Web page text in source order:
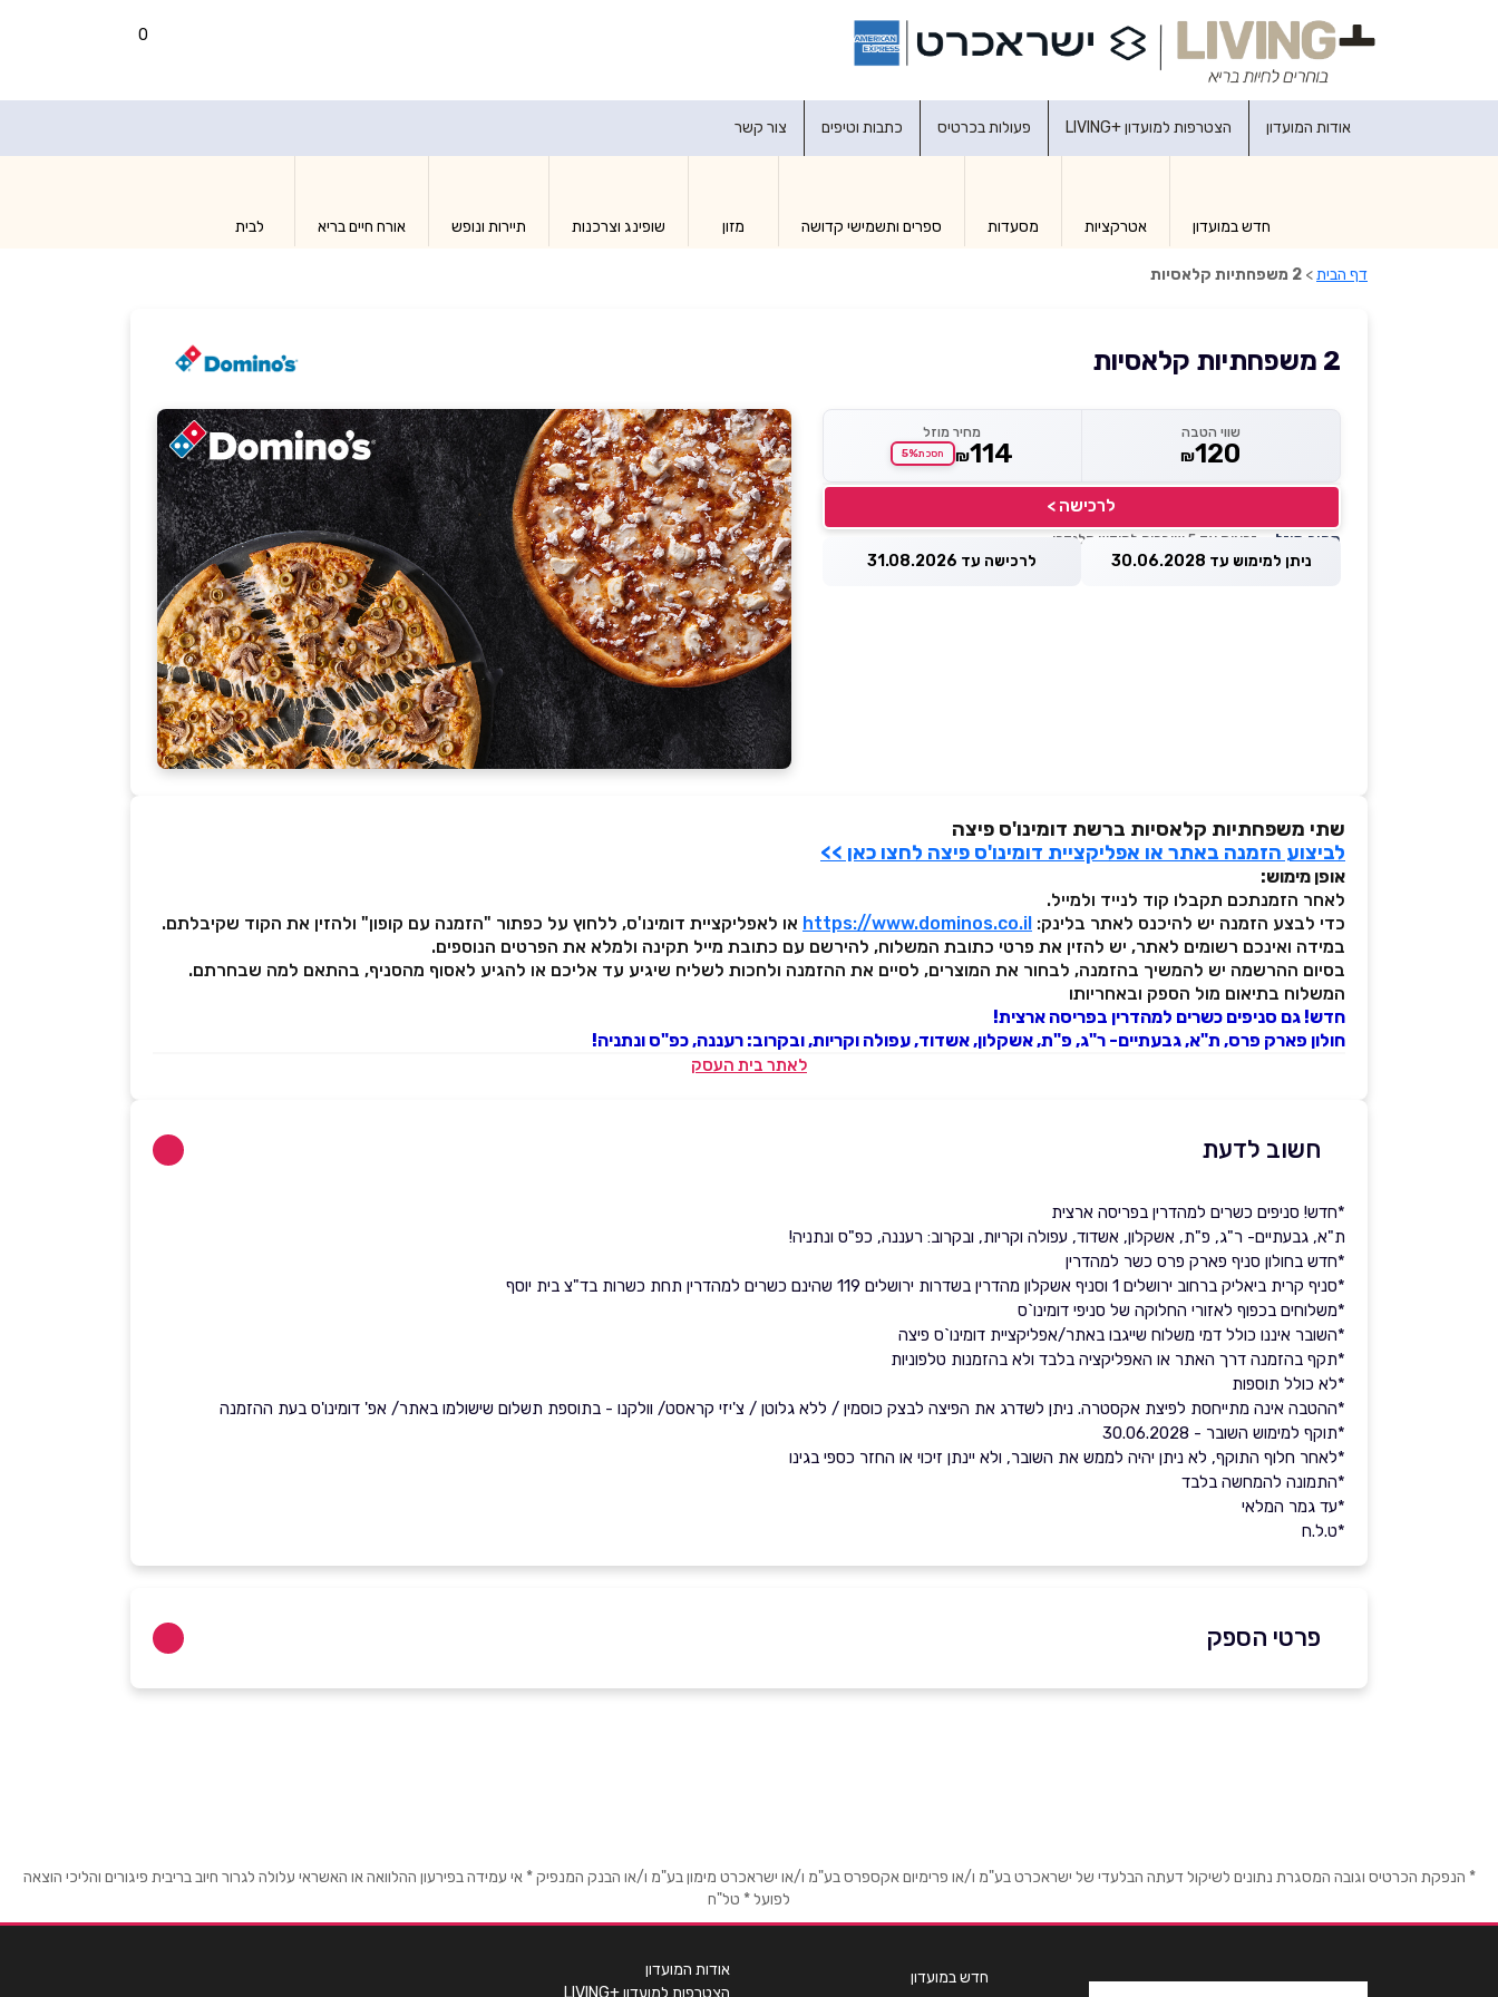
0
אודות המועדון הצטרפות למועדון +LIVING פעולות בכרטיס כתבות וטיפים צור קשר
חדש במועדון אטרקציות מסעדות ספרים ותשמישי קדושה מזון שופינג וצרכנות תיירות ונופש אורח חיים בריא לבית
דף הבית> 2 משפחתיות קלאסיות
2 משפחתיות קלאסיות
שווי הטבה
₪120
מחיר מוזל
₪114 חסכת5%
לרכישה >
מחיר מוזל — זכאות עד 5 שוברים לחודש קלנדרי
ניתן למימוש עד 30.06.2028 לרכישה עד 31.08.2026
שתי משפחתיות קלאסיות ברשת דומינו'ס פיצה
לביצוע הזמנה באתר או אפליקציית דומינו'ס פיצה לחצו כאן >>
אופן מימוש:
לאחר הזמנתכם תקבלו קוד לנייד ולמייל.
כדי לבצע הזמנה יש להיכנס לאתר בלינק: https://www.dominos.co.il או לאפליקציית דומינו'ס, ללחוץ על כפתור "הזמנה עם קופון" ולהזין את הקוד שקיבלתם.
במידה ואינכם רשומים לאתר, יש להזין את פרטי כתובת המשלוח, להירשם עם כתובת מייל תקינה ולמלא את הפרטים הנוספים.
בסיום ההרשמה יש להמשיך בהזמנה, לבחור את המוצרים, לסיים את ההזמנה ולחכות לשליח שיגיע עד אליכם או להגיע לאסוף מהסניף, בהתאם למה שבחרתם.
המשלוח בתיאום מול הספק ובאחריותו
חדש! גם סניפים כשרים למהדרין בפריסה ארצית!
חולון פארק פרס, ת"א, גבעתיים- ר"ג, פ"ת, אשקלון, אשדוד, עפולה וקריות, ובקרוב: רעננה, כפ"ס ונתניה!
לאתר בית העסק
חשוב לדעת
*חדש! סניפים כשרים למהדרין בפריסה ארצית
ת"א, גבעתיים- ר"ג, פ"ת, אשקלון, אשדוד, עפולה וקריות, ובקרוב: רעננה, כפ"ס ונתניה!
*חדש בחולון סניף פארק פרס כשר למהדרין
*סניף קרית ביאליק ברחוב ירושלים 1 וסניף אשקלון מהדרין בשדרות ירושלים 119 שהינם כשרים למהדרין תחת כשרות בד"צ בית יוסף
*משלוחים בכפוף לאזורי החלוקה של סניפי דומינו`ס
*השובר איננו כולל דמי משלוח שייגבו באתר/אפליקציית דומינו`ס פיצה
*תקף בהזמנה דרך האתר או האפליקציה בלבד ולא בהזמנות טלפוניות
*לא כולל תוספות
*ההטבה אינה מתייחסת לפיצת אקסטרה. ניתן לשדרג את הפיצה לבצק כוסמין / ללא גלוטן / צ'יזי קראסט/ וולקנו - בתוספת תשלום שישולמו באתר/ אפ' דומינו'ס בעת ההזמנה
*תוקף למימוש השובר - 30.06.2028
*לאחר חלוף התוקף, לא ניתן יהיה לממש את השובר, ולא יינתן זיכוי או החזר כספי בגינו
*התמונה להמחשה בלבד
*עד גמר המלאי
*ט.ל.ח
פרטי הספק
* הנפקת הכרטיס וגובה המסגרת נתונים לשיקול דעתה הבלעדי של ישראכרט בע"מ ו/או פרימיום אקספרס בע"מ ו/או ישראכרט מימון בע"מ ו/או הבנק המנפיק * אי עמידה בפירעון ההלוואה או האשראי עלולה לגרור חיוב בריבית פיגורים והליכי הוצאה
לפועל * טל"ח
חדש במועדון
אודות המועדון
הצטרפות למועדון +LIVING